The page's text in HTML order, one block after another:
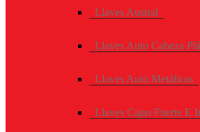
Llaves Austral
Llaves Auto Cabeza
Llaves Auto Metálicas
Llaves Cajas Fuerte E